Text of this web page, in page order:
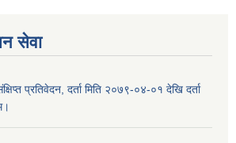
सेवा
प्रतिवेदन, दर्ता मिति २०७९-०४-०१ देखि दर्ता